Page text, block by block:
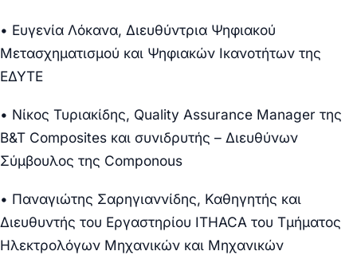
• Ευγενία Λόκανα, Διευθύντρια Ψηφιακού
Μετασχηματισμού και Ψηφιακών Ικανοτήτων της
ΕΔΥΤΕ
• Νίκος Τυριακίδης, Quality Assurance Manager της
B&T Composites και συνιδρυτής – Διευθύνων
Σύμβουλος της Componous
• Παναγιώτης Σαρηγιαννίδης, Καθηγητής και
Διευθυντής του Εργαστηρίου ITHACA του Τμήματος
Ηλεκτρολόγων Μηχανικών και Μηχανικών